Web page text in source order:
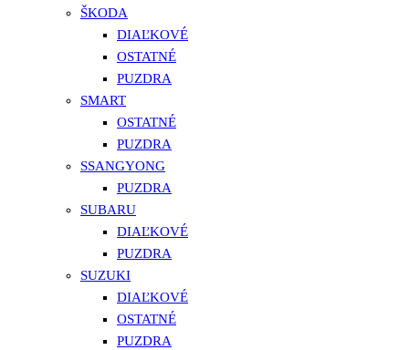
ŠKODA
DIAĽKOVÉ
OSTATNÉ
PUZDRA
SMART
OSTATNÉ
PUZDRA
SSANGYONG
PUZDRA
SUBARU
DIAĽKOVÉ
PUZDRA
SUZUKI
DIAĽKOVÉ
OSTATNÉ
PUZDRA